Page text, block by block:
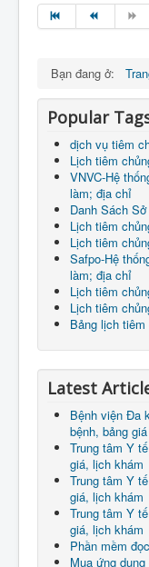
Kiến Thức
Tin Tức
Thực Phẩm
VietNam
Liên Hệ
Bạn đang ở:
Popular
dịch vụ tiêm
Lịch tiêm
VNVC-Hệ
làm; địa chỉ
Danh Sách
Lịch tiêm
Lịch tiêm
Safpo-Hệ
làm; địa chỉ
Lịch tiêm
Lịch tiêm
Bảng lịch
Latest
Bệnh viện Đa
bệnh, bảng
Trung tâm Y
giá, lịch khám
Trung tâm Y
giá, lịch khám
Trung tâm Y
giá, lịch khám
Phần mềm
Mua ứng